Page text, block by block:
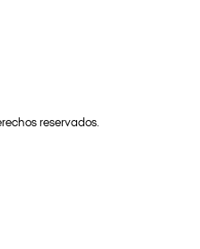
reservados.